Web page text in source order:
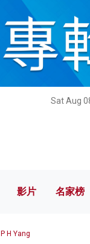
Sat Aug
影片 名
影片 名家榜
H Yang